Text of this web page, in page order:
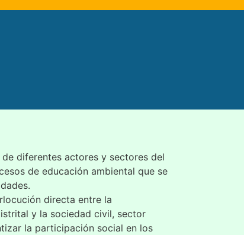
diferentes actores y sectores del
de educación ambiental que se
directa entre la
y la sociedad civil, sector
la participación social en los